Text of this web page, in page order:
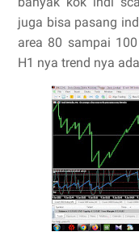
juga bisa pasang
area 80 sampai
H1 nya trend nya